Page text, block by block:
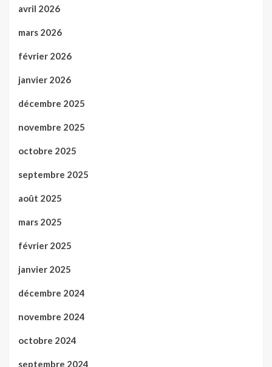
avril 2026
mars 2026
février 2026
janvier 2026
décembre 2025
novembre 2025
octobre 2025
septembre 2025
août 2025
mars 2025
février 2025
janvier 2025
décembre 2024
novembre 2024
octobre 2024
septembre 2024